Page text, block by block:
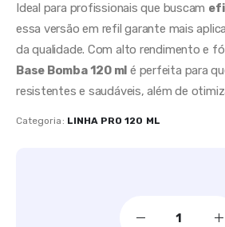
Ideal para profissionais que buscam
essa versão em refil garante mais
da qualidade. Com alto rendimento e
Base Bomba 120 ml é perfeita para
resistentes e saudáveis, além de
Categoria: LINHA PRO 120 ML